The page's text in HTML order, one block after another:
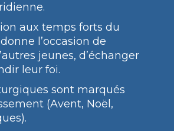
aux temps forts du
l’occasion de
jeunes, d’échanger
leur foi.
sont marqués
(Avent, Noël,